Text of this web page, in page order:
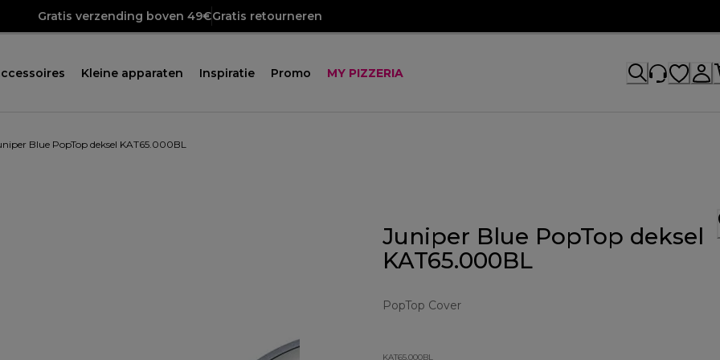
Gratis verzending boven 49€Gratis retourneren
Kleine apparaten Inspiratie Promo MY PIZZERIA
Blue PopTop deksel KAT65.000BL
Juniper Blue PopTop deksel
KAT65.000BL
PopTop Cover
KAT65.000BL